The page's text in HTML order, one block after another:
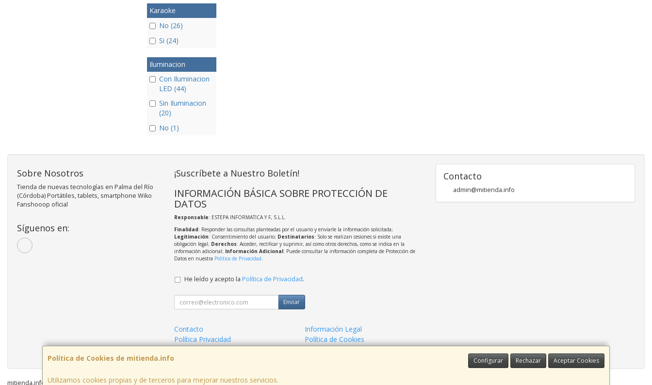
Karaoke
No (26)
Si (24)
Iluminacion
Con Iluminacion
LED (44)
Sin Iluminacion
(20)
No (1)
Política de Cookies de mitienda.info Configurar Rechazar Aceptar Cookies
Utilizamos cookies propias y de terceros para mejorar nuestros servicios.
Sobre Nosotros
Tienda de nuevas tecnologías en Palma del Río
(Córdoba) Portátiles, tablets, smartphone Wiko
Fanshooop oficial
Síguenos en:
¡Suscríbete a Nuestro Boletín!
INFORMACIÓN BÁSICA SOBRE PROTECCIÓN DE
DATOS
Responsable: ESTEPA INFORMATICA Y F, S.L.L.
Finalidad: Responder las consultas planteadas por el usuario y enviarle la información solicitada;
Legitimación: Consentimiento del usuario; Destinatarios: Solo se realizan cesiones si existe una
obligación legal; Derechos: Acceder, rectificar y suprimir, así como otros derechos, como se indica en la
información adicional; Información Adicional: Puede consultar la información completa de Protección de
Datos en nuestra Política de Privacidad.
He leído y acepto la Política de Privacidad.
Enviar
Contacto
Información Legal
Política Privacidad
Política de Cookies
Contacto
admin@mitienda.info
mitienda.info © 2026